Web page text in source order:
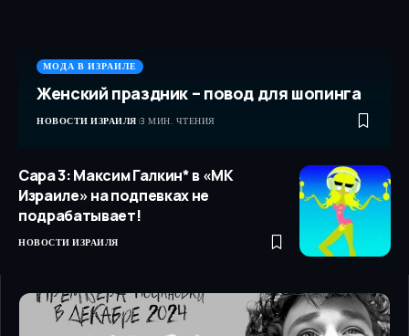
МОДА В ИЗРАИЛЕ
Женский праздник – повод для шопинга
НОВОСТИ ИЗРАИЛЯ 3 МИН. ЧТЕНИЯ
Сара 3: Максим Галкин* в «МК
Израиле» на подпевках не
подрабатывает!
НОВОСТИ ИЗРАИЛЯ